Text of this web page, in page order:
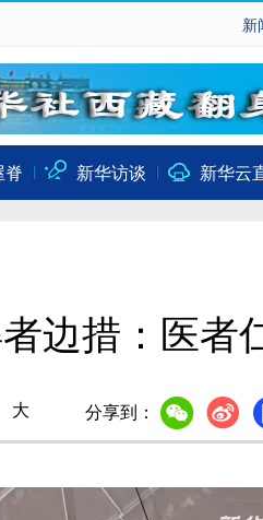
新
脊 新华访谈 新华云
边措：医者
大 分享到：